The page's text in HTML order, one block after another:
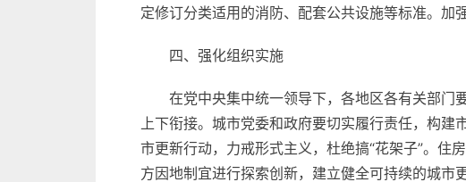
定修订分类适用的消防、配套公共设施等标准。加
四、强化组织实施
在党中央集中统一领导下，各地区各有关部门
上下衔接。城市党委和政府要切实履行责任，构
市更新行动，力戒形式主义，杜绝搞“花架子”。住
方因地制宜进行探索创新，建立健全可持续的城市